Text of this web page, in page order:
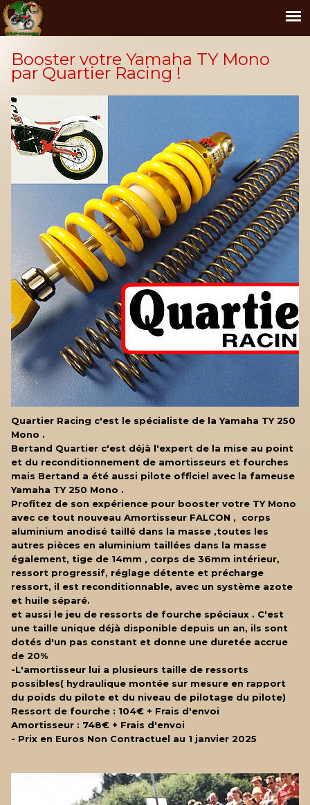
Booster votre Yamaha TY Mono
par Quartier Racing !
Quartier Racing c'est le spécialiste de la Yamaha TY 250
Mono .
Bertand Quartier c'est déjà l'expert de la mise au point
et du reconditionnement de amortisseurs et fourches
mais Bertand a été aussi pilote officiel avec la fameuse
Yamaha TY 250 Mono .
Profitez de son expérience pour booster votre TY Mono
avec ce tout nouveau Amortisseur FALCON , corps
aluminium anodisé taillé dans la masse ,toutes les
autres pièces en aluminium taillées dans la masse
également, tige de 14mm , corps de 36mm intérieur,
ressort progressif, réglage détente et précharge
ressort, il est reconditionnable, avec un système azote
et huile séparé.
et aussi le jeu de ressorts de fourche spéciaux . C'est
une taille unique déjà disponible depuis un an, ils sont
dotés d'un pas constant et donne une duretée accrue
de 20%
-L'amortisseur lui a plusieurs taille de ressorts
possibles( hydraulique montée sur mesure en rapport
du poids du pilote et du niveau de pilotage du pilote)
Ressort de fourche : 104€ + Frais d'envoi
Amortisseur : 748€ + Frais d'envoi
- Prix en Euros Non Contractuel au 1 janvier 2025